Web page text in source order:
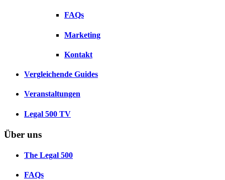
FAQs
Marketing
Kontakt
Vergleichende Guides
Veranstaltungen
Legal 500 TV
Über uns
The Legal 500
FAQs